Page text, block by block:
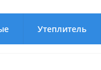
Утеплитель